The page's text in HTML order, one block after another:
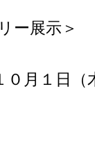
ー展示＞
日（木